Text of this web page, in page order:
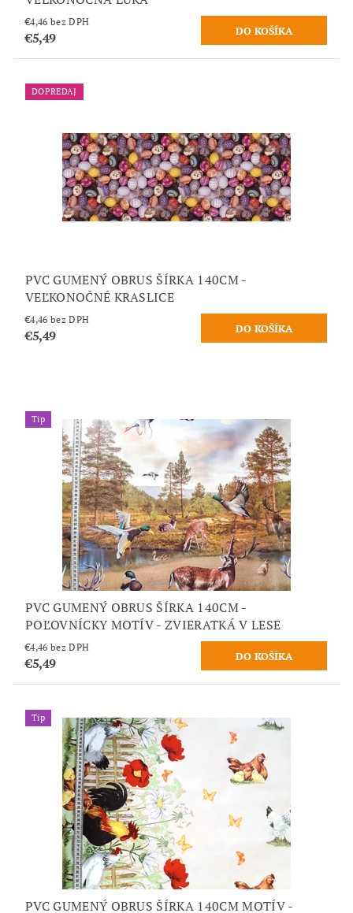
€4,46 bez DPH
€5,49
DOPREDAJ
PVC GUMENÝ OBRUS ŠÍRKA 140CM -
VEĽKONOČNÉ KRASLICE
€4,46 bez DPH
€5,49
Tip
PVC GUMENÝ OBRUS ŠÍRKA 140CM -
POĽOVNÍCKY MOTÍV - ZVIERATKÁ V LESE
€4,46 bez DPH
€5,49
Tip
PVC GUMENÝ OBRUS ŠÍRKA 140CM MOTÍV -